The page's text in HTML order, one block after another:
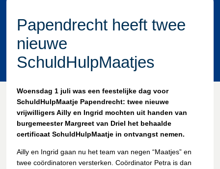
Papendrecht heeft twee
nieuwe
SchuldHulpMaatjes
Woensdag 1 juli was een feestelijke dag voor
SchuldHulpMaatje Papendrecht: twee nieuwe
vrijwilligers Ailly en Ingrid mochten uit handen van
burgemeester Margreet van Driel het behaalde
certificaat SchuldHulpMaatje in ontvangst nemen.
Ailly en Ingrid gaan nu het team van negen “Maatjes” en
twee coördinatoren versterken. Coördinator Petra is dan